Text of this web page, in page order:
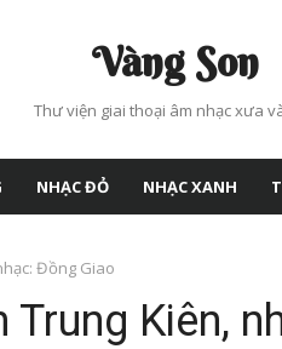
Vàng Son
Thư viện giai thoại âm nhạc xưa
NHẠC ĐỎ NHẠC XANH
Đồng Giao
Kiên,